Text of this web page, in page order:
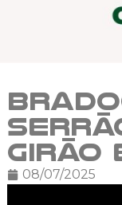
Girão
08/07/2025